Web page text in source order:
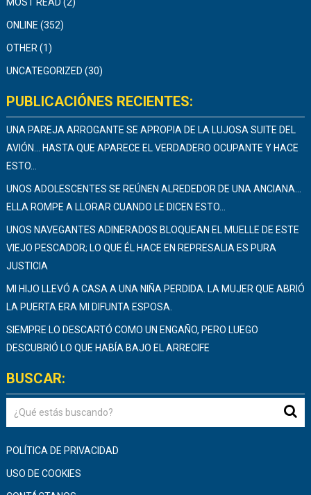
ONLINE (352)
OTHER (1)
UNCATEGORIZED (30)
PUBLICACIÓNES RECIENTES:
UNA PAREJA ARROGANTE SE APROPIA DE LA LUJOSA SUITE DEL
AVIÓN… HASTA QUE APARECE EL VERDADERO OCUPANTE Y HACE
ESTO…
UNOS ADOLESCENTES SE REÚNEN ALREDEDOR DE UNA ANCIANA…
ELLA ROMPE A LLORAR CUANDO LE DICEN ESTO…
UNOS NAVEGANTES ADINERADOS BLOQUEAN EL MUELLE DE ESTE
VIEJO PESCADOR; LO QUE ÉL HACE EN REPRESALIA ES PURA
JUSTICIA
MI HIJO LLEVÓ A CASA A UNA NIÑA PERDIDA. LA MUJER QUE ABRIÓ
LA PUERTA ERA MI DIFUNTA ESPOSA.
SIEMPRE LO DESCARTÓ COMO UN ENGAÑO, PERO LUEGO
DESCUBRIÓ LO QUE HABÍA BAJO EL ARRECIFE
BUSCAR:
POLÍTICA DE PRIVACIDAD
USO DE COOKIES